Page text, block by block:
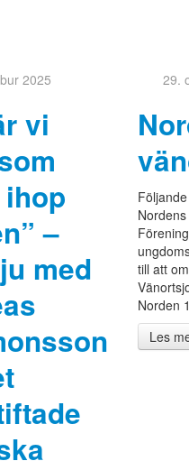
2025
vi
–
med
29.
till att
Norden
Les